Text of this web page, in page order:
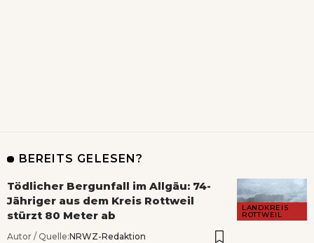
BEREITS GELESEN?
LANDKREIS
ROTTWEIL
Tödlicher Bergunfall im Allgäu: 74-
Jähriger aus dem Kreis Rottweil
stürzt 80 Meter ab
Autor / Quelle:NRWZ-Redaktion